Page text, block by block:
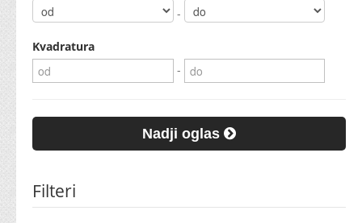
-
Kvadratura
-
Nadji oglas
Filteri